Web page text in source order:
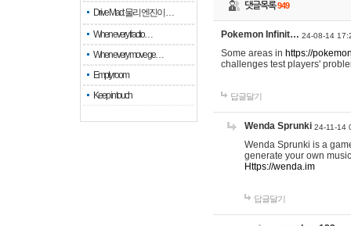
Drive Mad: 물리 엔진이 …
When every fractio…
When every move ge…
Empty room
Keep in touch
댓글목록949
Pokemon Infinit… 24-08-14
Some areas in https://
challenges test players'
답글달기
Wenda Sprunki 24-11-14
Wenda Sprunki is a
generate your own
Https://wenda.im
답글달기